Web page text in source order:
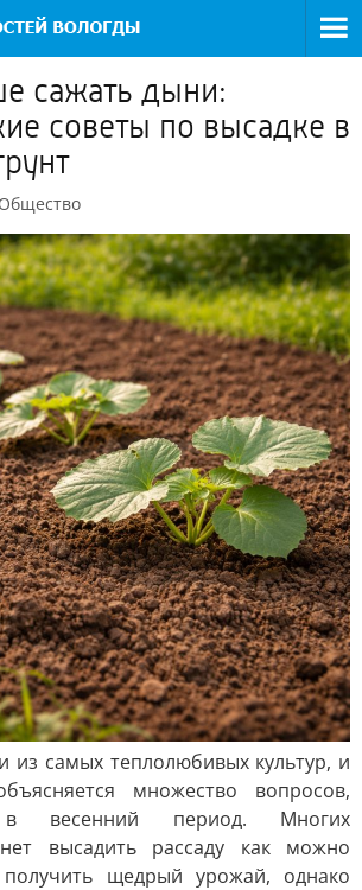
сажать дыни:
советы по высадке в
Общество
самых теплолюбивых культур, и
множество вопросов,
в весенний период. Многих
высадить рассаду как можно
щедрый урожай, однако